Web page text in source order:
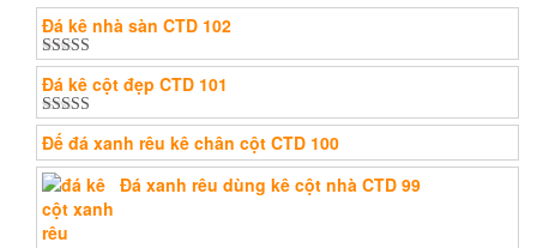
Đá kê nhà sàn CTD 102
Được xếp
hạng5.005
sao
Đá kê cột đẹp CTD 101
Được xếp
hạng5.005
sao
Đế đá xanh rêu kê chân cột CTD 100
Đá xanh rêu dùng kê cột nhà CTD 99